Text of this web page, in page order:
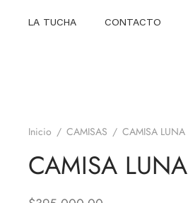
LA TUCHA CONTACTO
Inicio / CAMISAS / CAMISA LUNA
CAMISA LUNA